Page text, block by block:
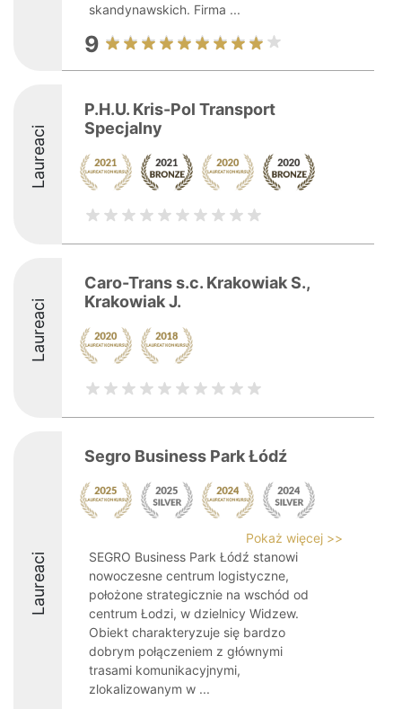
skandynawskich. Firma ...
9
Laureaci
P.H.U. Kris-Pol Transport
Specjalny
Laureaci
Caro-Trans s.c. Krakowiak S.,
Krakowiak J.
Laureaci
Segro Business Park Łódź
Pokaż więcej >>
SEGRO Business Park Łódź stanowi
nowoczesne centrum logistyczne,
położone strategicznie na wschód od
centrum Łodzi, w dzielnicy Widzew.
Obiekt charakteryzuje się bardzo
dobrym połączeniem z głównymi
trasami komunikacyjnymi,
zlokalizowanym w ...